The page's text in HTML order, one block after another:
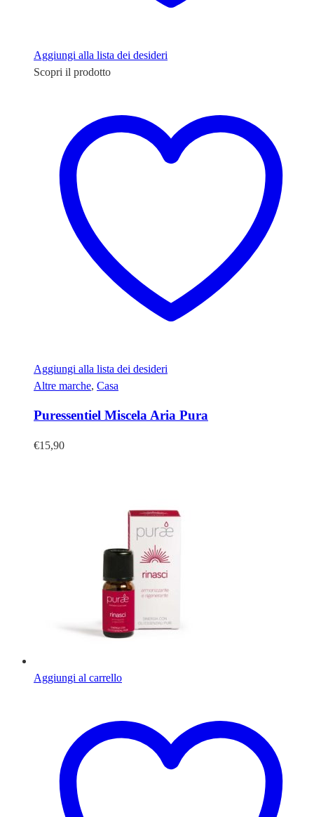
Aggiungi alla lista dei desideri
Scopri il prodotto
Aggiungi alla lista dei desideri
Altre marche, Casa
Puressentiel Miscela Aria Pura
€15,90
Aggiungi al carrello